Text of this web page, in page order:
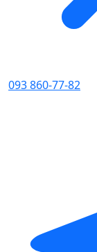
093 860-77-82